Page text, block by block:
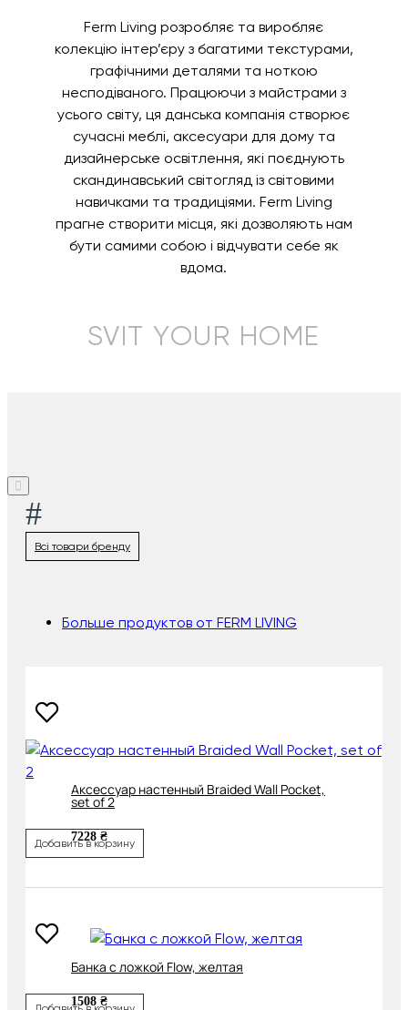
Ferm Living розробляє та виробляє
колекцію інтер’єру з багатими текстурами,
графічними деталями та ноткою
несподіваного. Працюючи з майстрами з
усього світу, ця данська компанія створює
сучасні меблі, аксесуари для дому та
дизайнерське освітлення, які поєднують
скандинавський світогляд із світовими
навичками та традиціями. Ferm Living
прагне створити місця, які дозволяють нам
бути самими собою і відчувати себе як
вдома.
SVIT YOUR HOME
#
Всі товари бренду
Больше продуктов от FERM LIVING
Аксессуар настенный Braided Wall Pocket,
set of 2
7228 ₴
Добавить в корзину
Банка с ложкой Flow, желтая
1508 ₴